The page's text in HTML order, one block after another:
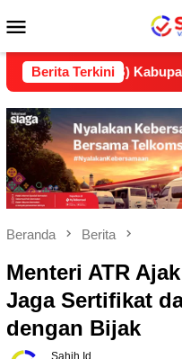
ke
Mobile
Berita Terkini
Kabupaten Solok
Beranda Berita
Menteri ATR
Jaga Sertifikat
dengan Bijak
Sahih.id